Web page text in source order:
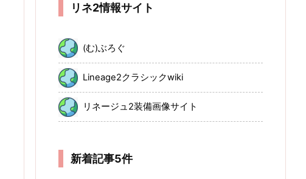
リネ2情報サイト
(む)ぶろぐ
Lineage2クラシックwiki
リネージュ2装備画像サイト
新着記事5件